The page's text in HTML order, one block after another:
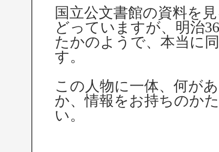
国立公文書館の資料を
どっていますが、明治
たかのようで、本当に
す。
この人物に一体、何が
か、情報をお持ちのか
い。